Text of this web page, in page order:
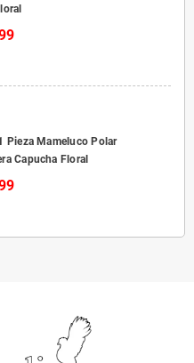
Pieza Mameluco Polar
Capucha Floral